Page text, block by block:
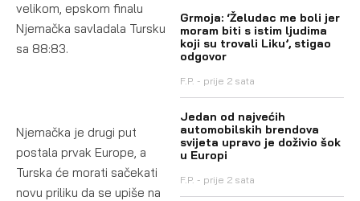
velikom, epskom finalu
Njemačka savladala Tursku
sa 88:83.
Njemačka je drugi put
postala prvak Europe, a
Turska će morati sačekati
novu priliku da se upiše na
Grmoja: ‘Želudac me boli jer
moram biti s istim ljudima
koji su trovali Liku’, stigao
odgovor
F.P. prije 2 sata
Jedan od najvećih
automobilskih brendova
svijeta upravo je doživio šok
u Europi
F.P. prije 2 sata